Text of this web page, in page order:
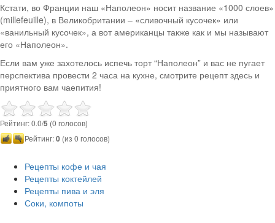
Кстати, во Франции наш «Наполеон» носит название «1000 слоев»
(millefeuille), в Великобритании – «сливочный кусочек» или
«ванильный кусочек», а вот американцы также как и мы называют
его «Наполеон».
Если вам уже захотелось испечь торт “Наполеон” и вас не пугает
перспектива провести 2 часа на кухне, смотрите рецептздесь и
приятного вам чаепития!
Рейтинг: 0.0/5 (0 голосов)
Рейтинг:0 (из 0 голосов)
Рецепты кофе и чая
Рецепты коктейлей
Рецепты пива и эля
Соки, компоты